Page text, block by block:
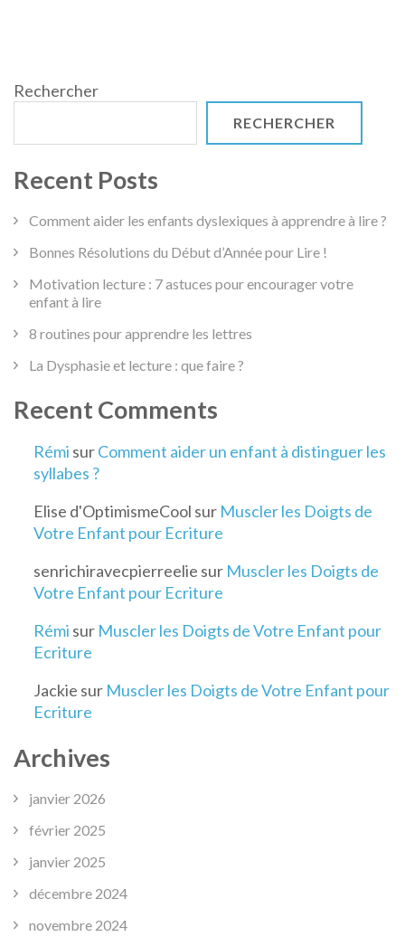
Rechercher
RECHERCHER
Recent Posts
Comment aider les enfants dyslexiques à apprendre à lire ?
Bonnes Résolutions du Début d’Année pour Lire !
Motivation lecture : 7 astuces pour encourager votre
enfant à lire
8 routines pour apprendre les lettres
La Dysphasie et lecture : que faire ?
Recent Comments
Rémi surComment aider un enfant à distinguer les
syllabes ?
Elise d'OptimismeCool sur Muscler les Doigts de
Votre Enfant pour Ecriture
senrichiravecpierreelie sur Muscler les Doigts de
Votre Enfant pour Ecriture
Rémi sur Muscler les Doigts de Votre Enfant pour
Ecriture
Jackie sur Muscler les Doigts de Votre Enfant pour
Ecriture
Archives
janvier 2026
février 2025
janvier 2025
décembre 2024
novembre 2024